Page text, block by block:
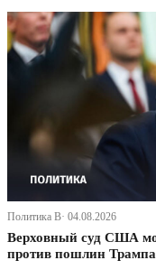
Политика В· 04.08.2026
Верховный суд США
против пошлин Трампа